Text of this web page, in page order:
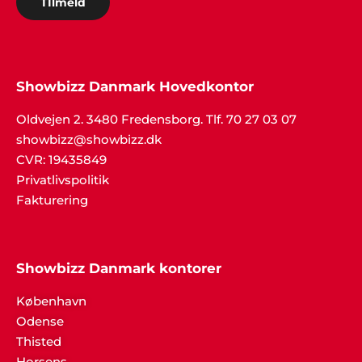
fantastiske service. Tak for hjælpen med
"Alt klappede bare. Fedt band og masser af
danseglade gæster. Tak til Showbizz Danmark".
Showbizz Danmark Hovedkontor
Oldvejen 2. 3480 Fredensborg. Tlf. 70 27 03 07
showbizz@showbizz.dk
CVR: 19435849
Privatlivspolitik
Fakturering
Showbizz Danmark kontorer
København
Odense
Thisted